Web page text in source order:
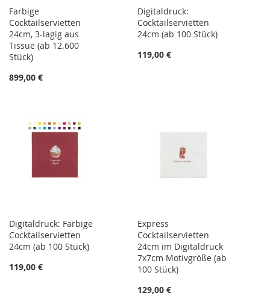
Farbige
Cocktailservietten
24cm, 3-lagig aus
Tissue (ab 12.600
Stück)
899,00 €
Digitaldruck:
Cocktailservietten
24cm (ab 100 Stück)
119,00 €
Digitaldruck: Farbige
Cocktailservietten
24cm (ab 100 Stück)
119,00 €
Express
Cocktailservietten
24cm im Digitaldruck
7x7cm Motivgröße (ab
100 Stück)
129,00 €